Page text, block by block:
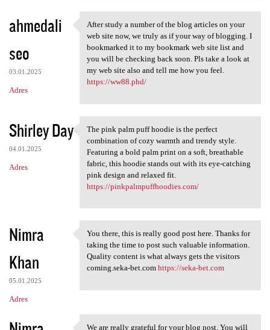
ahmedali
seo
03.01.2025
Adres
After study a number of the
After study a number of the blog articles on your
web site now, we truly as if your way of blogging. I
bookmarked it to my bookmark web site list and
you will be checking back soon. Pls take a look at
my web site also and tell me how you feel.
https://ww88.phd/
Shirley Day
04.01.2025
Adres
The pink palm puff hoodie is
The pink palm puff hoodie is the perfect
combination of cozy warmth and trendy style.
Featuring a bold palm print on a soft, breathable
fabric, this hoodie stands out with its eye-catching
pink design and relaxed fit.
https://pinkpalmpuffhoodies.com/
Nimra
Khan
05.01.2025
Adres
You there, this is really
You there, this is really good post here. Thanks for
taking the time to post such valuable information.
Quality content is what always gets the visitors
coming.seka-bet.com https://seka-bet.com
We are really grateful for your blog post. You will